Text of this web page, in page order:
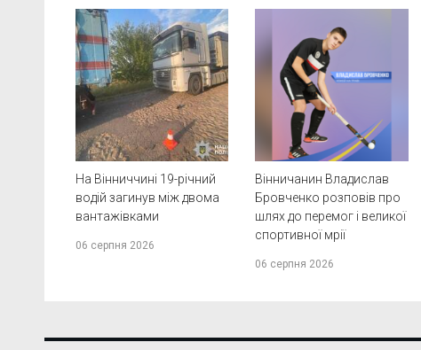
На Вінниччині 19-річний
водій загинув між двома
вантажівками
06 серпня 2026
Вінничанин Владислав
Бровченко розповів про
шлях до перемог і великої
спортивної мрії
06 серпня 2026